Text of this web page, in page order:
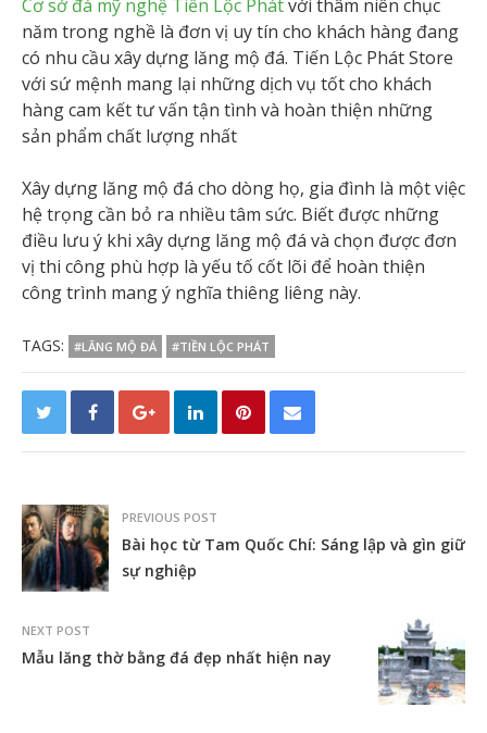
Cơ sở đá mỹ nghệ Tiền Lộc Phátvới thâm niên chục
năm trong nghề là đơn vị uy tín cho khách hàng đang
có nhu cầu xây dựng lăng mộ đá. Tiến Lộc Phát Store
với sứ mệnh mang lại những dịch vụ tốt cho khách
hàng cam kết tư vấn tận tình và hoàn thiện những
sản phẩm chất lượng nhất
Xây dựng lăng mộ đá cho dòng họ, gia đình là một việc
hệ trọng cần bỏ ra nhiều tâm sức. Biết được những
điều lưu ý khi xây dựng lăng mộ đá và chọn được đơn
vị thi công phù hợp là yếu tố cốt lõi để hoàn thiện
công trình mang ý nghĩa thiêng liêng này.
TAGS: #LĂNG MỘ ĐÁ #TIỀN LỘC PHÁT
PREVIOUS POST
Bài học từ Tam Quốc Chí: Sáng lập và gìn giữ
sự nghiệp
NEXT POST
Mẫu lăng thờ bằng đá đẹp nhất hiện nay